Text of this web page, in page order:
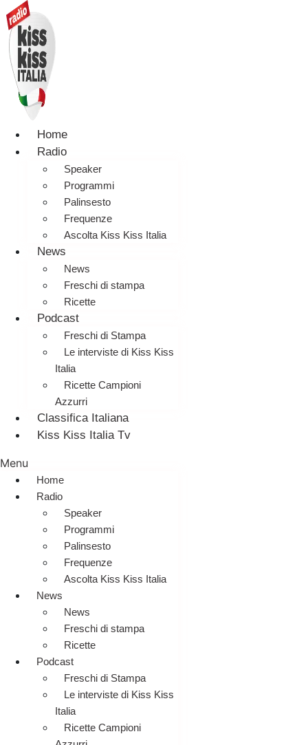
Home
Radio
Speaker
Programmi
Palinsesto
Frequenze
Ascolta Kiss Kiss Italia
News
News
Freschi di stampa
Ricette
Podcast
Freschi di Stampa
Le interviste di Kiss Kiss
Italia
Ricette Campioni
Azzurri
Classifica Italiana
Kiss Kiss Italia Tv
Menu
Home
Radio
Speaker
Programmi
Palinsesto
Frequenze
Ascolta Kiss Kiss Italia
News
News
Freschi di stampa
Ricette
Podcast
Freschi di Stampa
Le interviste di Kiss Kiss
Italia
Ricette Campioni